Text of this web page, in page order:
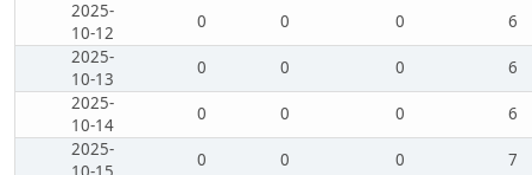
2025-
10-12
0 0 0
6
2025-
10-13
0 0 0
6
2025-
10-14
0 0 0
6
2025-
0 0 0
7